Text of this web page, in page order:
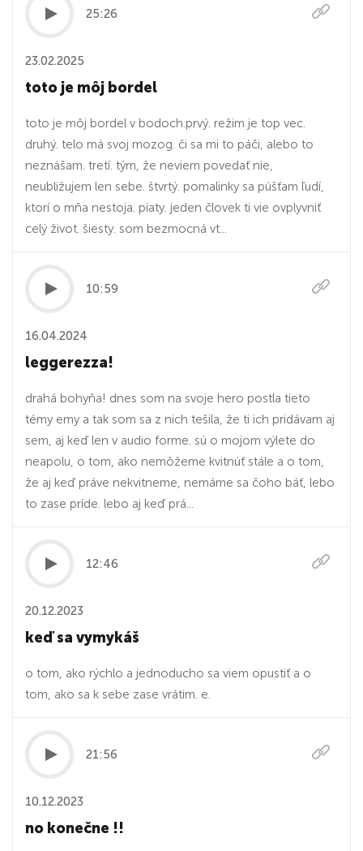
25:26
23.02.2025
toto je môj bordel
toto je môj bordel v bodoch.prvý. režim je top vec.
druhý. telo má svoj mozog. či sa mi to páči, alebo to
neznášam. tretí. tým, že neviem povedať nie,
neubližujem len sebe. štvrtý. pomalinky sa púšťam ľudí,
ktorí o mňa nestoja. piaty. jeden človek ti vie ovplyvniť
celý život. šiesty. som bezmocná vt...
10:59
16.04.2024
leggerezza!
drahá bohyňa! dnes som na ⁠svoje hero ⁠postla tieto
témy emy a tak som sa z nich tešila, že ti ich pridávam aj
sem, aj keď len v audio forme. sú o mojom výlete do
neapolu, o tom, ako nemôžeme kvitnúť stále a o tom,
že aj keď práve nekvitneme, nemáme sa čoho báť, lebo
to zase príde. lebo aj keď prá...
12:46
20.12.2023
keď sa vymykáš
o tom, ako rýchlo a jednoducho sa viem opustiť a o
tom, ako sa k sebe zase vrátim. e.
21:56
10.12.2023
no konečne !!